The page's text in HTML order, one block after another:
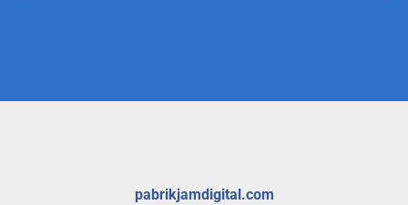
pabrikjamdigital.com